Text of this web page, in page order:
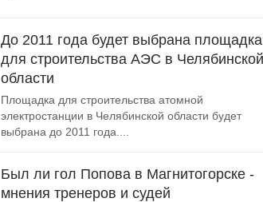
До 2011 года будет выбрана площадка
для строительства АЭС в Челябинской
области
Площадка для строительства атомной
электростанции в Челябинской области будет
выбрана до 2011 года....
Был ли гол Попова в Магнитогорске -
мнения тренеров и судей